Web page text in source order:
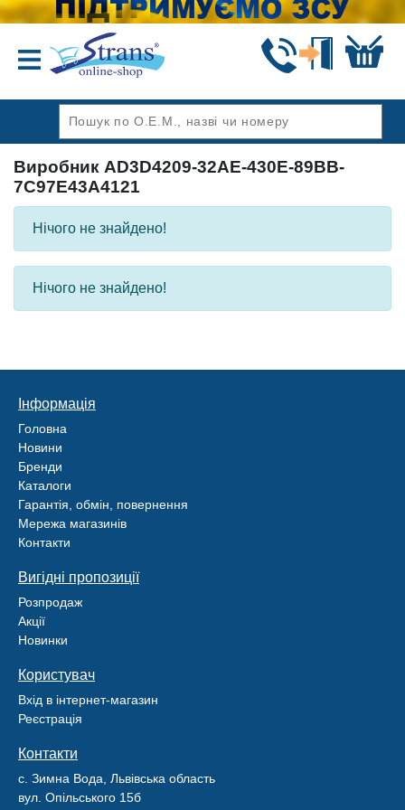
Виробник AD3D4209-32AE-430E-89BB-
7C97E43A4121
Нічого не знайдено!
Нічого не знайдено!
Інформація
Головна
Новини
Бренди
Каталоги
Гарантія, обмін, повернення
Мережа магазинів
Контакти
Вигідні пропозиції
Розпродаж
Акції
Новинки
Користувач
Вхід в інтернет-магазин
Реєстрація
Контакти
с. Зимна Вода, Львівська область
вул. Опільського 15б